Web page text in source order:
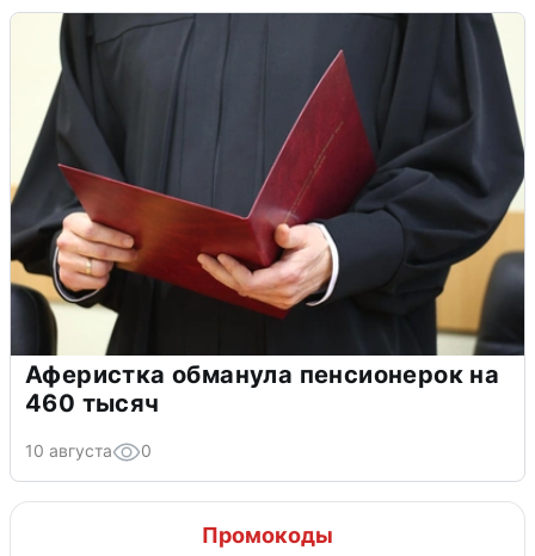
Аферистка обманула пенсионерок на
460 тысяч
10 августа 0
Промокоды